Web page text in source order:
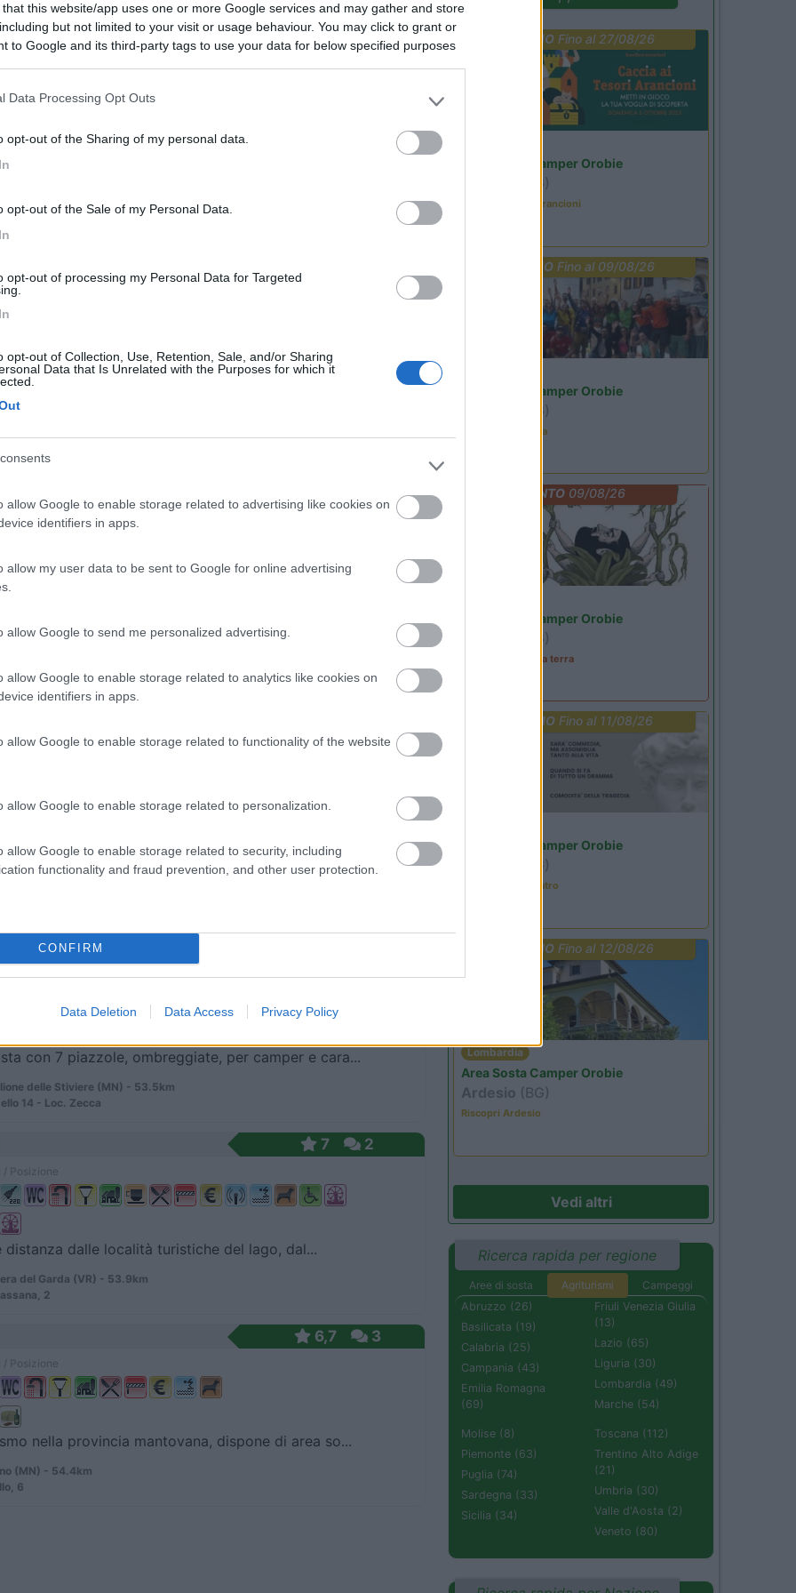
that this website/app uses one or more Google services and may gather and store
but not limited to your visit or usage behaviour. You may click to grant or
to Google and its third-party tags to use your data for below specified purposes
Data Processing Opt Outs
opt-out of the Sharing of my personal data.
opt-out of the Sale of my Personal Data.
opt-out of processing my Personal Data for Targeted
opt-out of Collection, Use, Retention, Sale, and/or Sharing
Data that Is Unrelated with the Purposes for which it
allow Google to enable storage related to advertising like cookies on
identifiers in apps.
allow my user data to be sent to Google for online advertising
allow Google to send me personalized advertising.
allow Google to enable storage related to analytics like cookies on
identifiers in apps.
allow Google to enable storage related to functionality of the website
allow Google to enable storage related to personalization.
allow Google to enable storage related to security, including
functionality and fraud prevention, and other user protection.
CONFIRM
Data Deletion Data Access Privacy Policy
/ Posizione
"Rocca dei Marchesi", che propone ottima rist...
86
Posizione
per la Diga Bissina in prossimità di Malga...
- 44km
6,8
Posizione
di Leno (BS) - 47.5km
7
8
Posizione
di Montagna (VR) (VR) - 51.9km
Ca' Longa
km dal lago di Garda, dalle zone di Desenzano, Si...
Posizione
con 7 piazzole, ombreggiate, per camper e cara...
delle Stiviere (MN) - 53.5km
14 - Loc. Zecca
7 2
distanza dalle località turistiche del lago, dal...
del Garda (VR) - 53.9km
2
6,7 3
nella provincia mantovana, dispone di area so...
(MN) - 54.4km
6
PROMOFino al 27/08/26
Area Sosta Camper Orobie
(BG)
Caccia ai tesori arancioni
PROMO Fino al 09/08/26
Area Sosta Camper Orobie
(BG)
Ardesio in scatola
EVENTO09/08/26
Area Sosta Camper Orobie
(BG)
A levar l'ombra da terra
PROMO Fino al 11/08/26
Area Sosta Camper Orobie
(BG)
Incontri con il teatro
PROMO Fino al 12/08/26
Lombardia
Area Sosta Camper Orobie
Ardesio (BG)
Riscopri Ardesio
Vedi altri
Ricerca rapida per regione
Aree di sosta Agriturismi
Campeggi
Abruzzo (26)
Basilicata (19)
Calabria (25)
Campania (43)
Emilia Romagna
(69)
Friuli Venezia Giulia
(13)
Lazio (65)
Liguria (30)
Lombardia (49)
Marche (54)
Molise (8)
Piemonte (63)
Puglia (74)
Sardegna (33)
Sicilia (34)
Toscana (112)
Trentino Alto Adige
(21)
Umbria (30)
Valle d'Aosta (2)
Veneto (80)